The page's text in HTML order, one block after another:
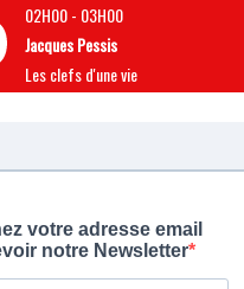
02H00- 03H00
Jacques Pessis
Les clefs d'une vie